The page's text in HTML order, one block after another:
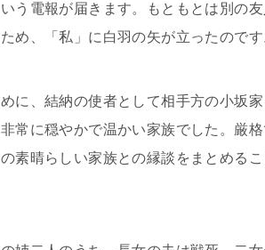
う電報が届きます。もともとは別の
め、「私」に白羽の矢が立ったのです
に、結納の使者として相手方の小坂
常に穏やかで温かい家族でした。厳
素晴らしい家族との縁談をまとめる